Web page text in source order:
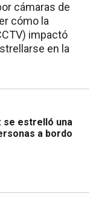
cámaras de
cómo la
impactó
en la
se estrelló una
a bordo